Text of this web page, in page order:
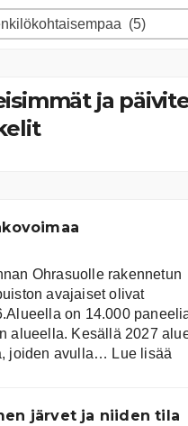
ja
Ohrasuolle rakennetun
avajaiset olivat
on 14.000
alueella. Kesällä 2027
joiden avulla… Lue lisää
järvet ja niiden tila